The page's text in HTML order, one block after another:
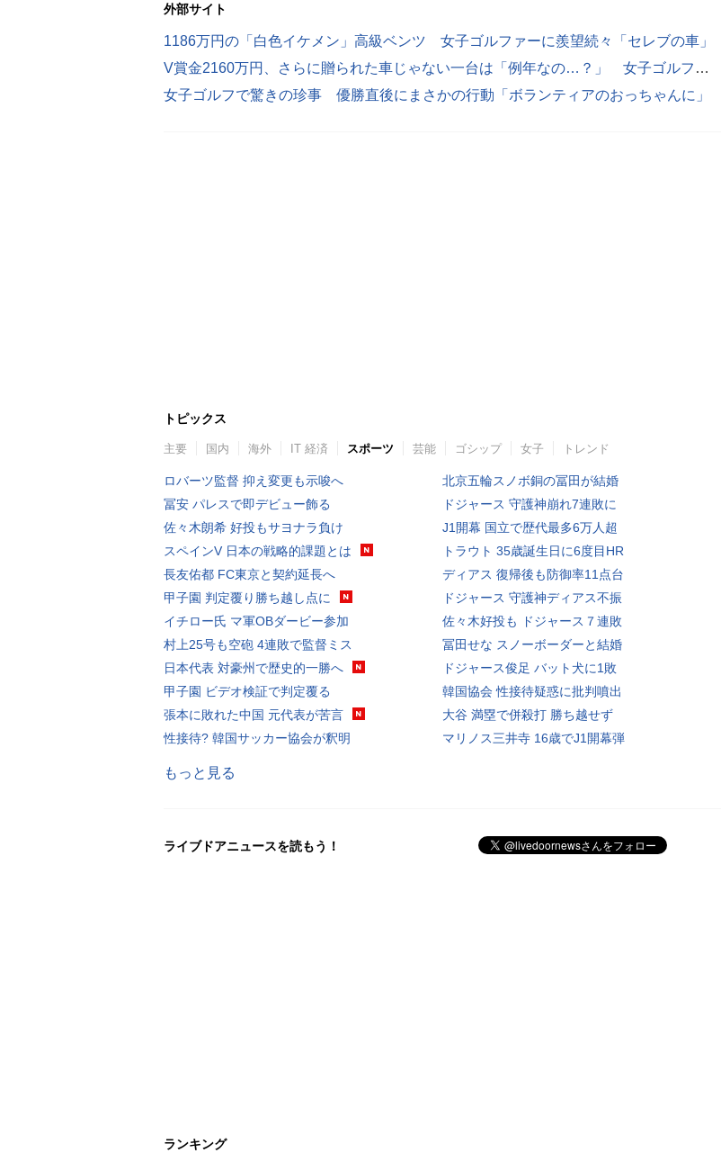
外部サイト
1186万円の「白色イケメン」高級ベンツ 女子ゴルファーに羨望続々「セレブの車」
V賞金2160万円、さらに贈られた車じゃない一台は「例年なの…？」 女子ゴルフ副賞が話題
女子ゴルフで驚きの珍事 優勝直後にまさかの行動「ボランティアのおっちゃんに」
トピックス
主要 国内 海外 IT 経済 スポーツ 芸能 ゴシップ 女子 トレンド
ロバーツ監督 抑え変更も示唆へ
冨安 パレスで即デビュー飾る
佐々木朗希 好投もサヨナラ負け
スペインV 日本の戦略的課題とは
長友佑都 FC東京と契約延長へ
甲子園 判定覆り勝ち越し点に
イチロー氏 マ軍OBダービー参加
村上25号も空砲 4連敗で監督ミス
日本代表 対豪州で歴史的一勝へ
甲子園 ビデオ検証で判定覆る
張本に敗れた中国 元代表が苦言
性接待? 韓国サッカー協会が釈明
北京五輪スノボ銅の冨田が結婚
ドジャース 守護神崩れ7連敗に
J1開幕 国立で歴代最多6万人超
トラウト 35歳誕生日に6度目HR
ディアス 復帰後も防御率11点台
ドジャース 守護神ディアス不振
佐々木好投も ドジャース７連敗
冨田せな スノーボーダーと結婚
ドジャース俊足 バット犬に1敗
韓国協会 性接待疑惑に批判噴出
大谷 満塁で併殺打 勝ち越せず
マリノス三井寺 16歳でJ1開幕弾
もっと見る
ライブドアニュースを読もう！
ランキング